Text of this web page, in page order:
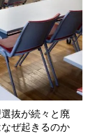
抜が続々と廃
ぜ起きるのか